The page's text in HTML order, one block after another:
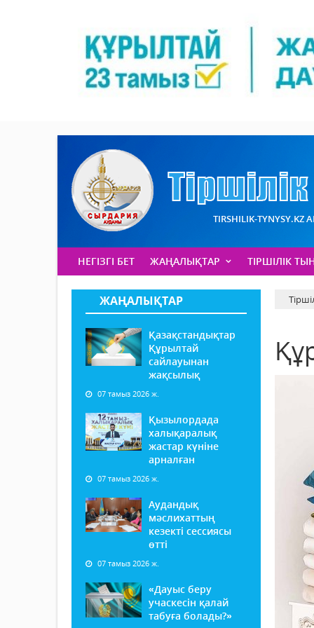
TIRSHILIK-
НЕГІЗГІ БЕТ ЖАҢАЛЫҚТАР ТІРШІЛІК
ЖАҢАЛЫҚТАР
Қазақстандықтар
Құрылтай
сайлауынан
жақсылық
07 тамыз 2026 ж.
Қызылордада
халықаралық
жастар күніне
арналған
07 тамыз 2026 ж.
Аудандық
мәслихаттың
кезекті сессиясы
өтті
07 тамыз 2026 ж.
«Дауыс беру
учаскесін қалай
табуға болады?»